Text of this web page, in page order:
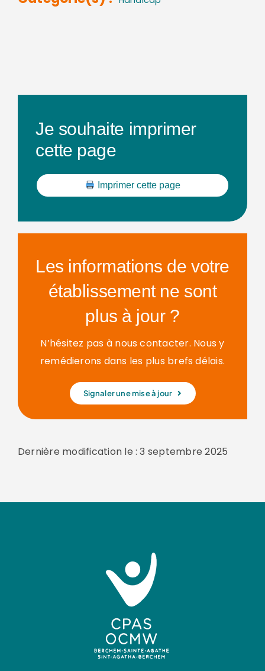
Je souhaite imprimer
cette page
Imprimer cette page
Les informations de votre
établissement ne sont
plus à jour ?
N’hésitez pas à nous contacter. Nous y
remédierons dans les plus brefs délais.
Signaler une mise à jour
Dernière modification le : 3 septembre 2025